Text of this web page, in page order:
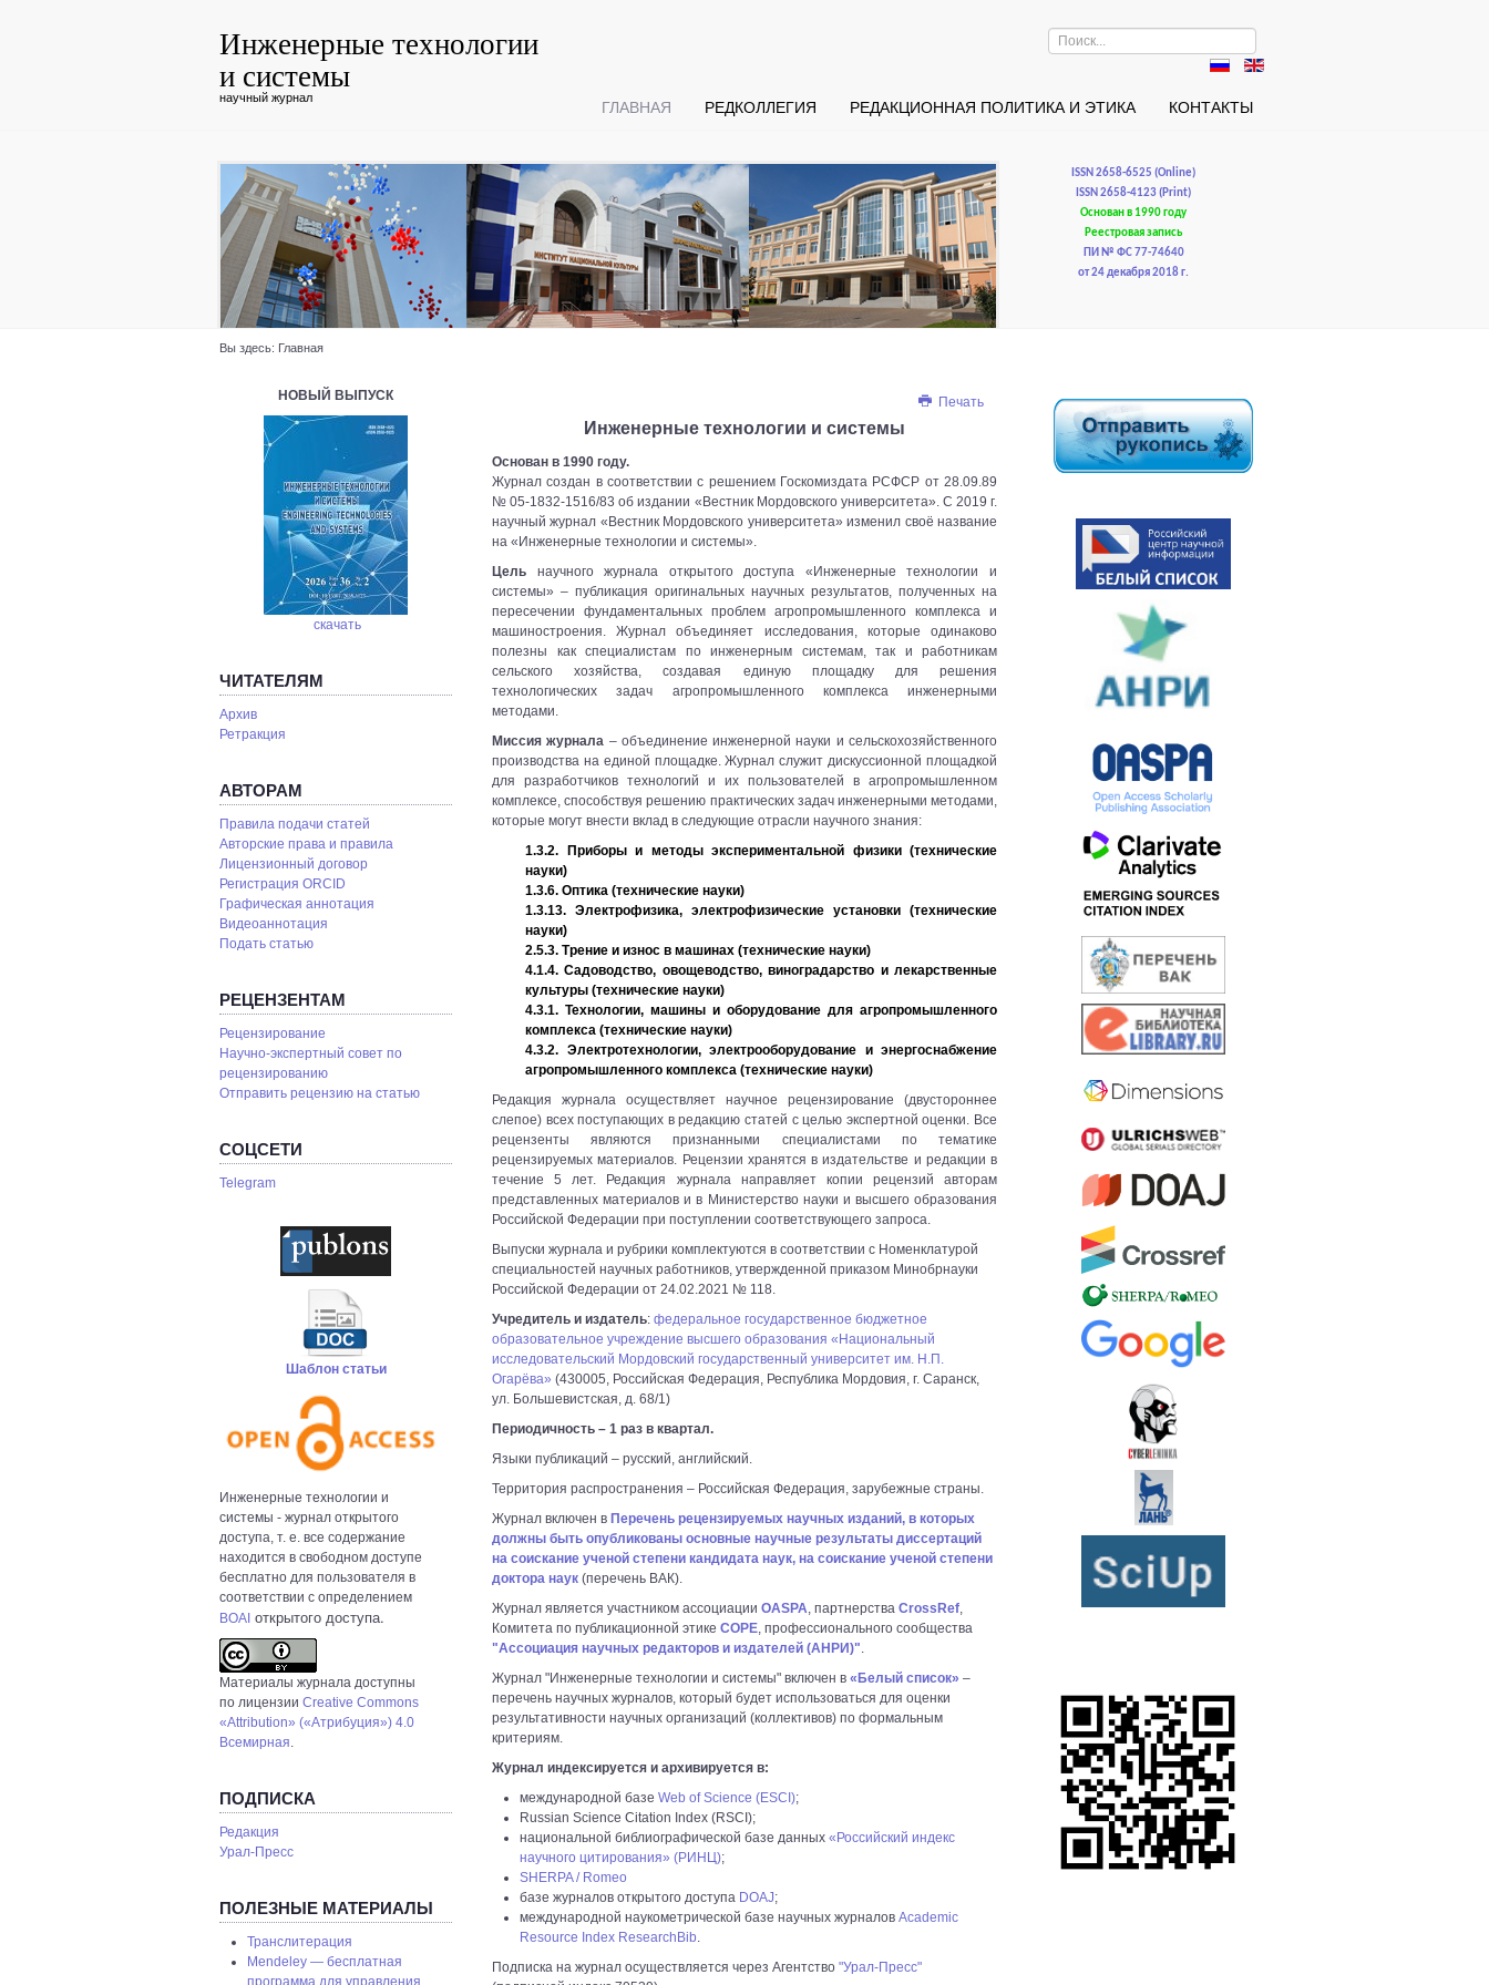
Инженерные технологии
и системы
научный журнал
Искать...
ГЛАВНАЯ РЕДКОЛЛЕГИЯ РЕДАКЦИОННАЯ ПОЛИТИКА И ЭТИКА КОНТАКТЫ
ISSN 2658-6525 (Online)
ISSN 2658-4123 (Print)
Основан в 1990 году
Реестровая запись
ПИ № ФС 77-74640
от 24 декабря 2018 г.
Вы здесь: Главная
НОВЫЙ ВЫПУСК
скачать
ЧИТАТЕЛЯМ
Архив
Ретракция
АВТОРАМ
Правила подачи статей
Авторские права и правила
Лицензионный договор
Регистрация ORCID
Графическая аннотация
Видеоаннотация
Подать статью
РЕЦЕНЗЕНТАМ
Рецензирование
Научно-экспертный совет по
рецензированию
Отправить рецензию на статью
СОЦСЕТИ
Telegram
Шаблон статьи
Инженерные технологии и
системы - журнал открытого
доступа, т. е. все содержание
находится в свободном доступе
бесплатно для пользователя в
соответствии с определением
BOAI открытого доступа.
Материалы журнала доступны
по лицензии Creative Commons
«Attribution» («Атрибуция») 4.0
Всемирная.
ПОДПИСКА
Редакция
Урал-Пресс
ПОЛЕЗНЫЕ МАТЕРИАЛЫ
Транслитерация
Mendeley — бесплатная
программа для управления
Печать
Инженерные технологии и системы
Основан в 1990 году.
Журнал создан в соответствии с решением Госкомиздата РСФСР от 28.09.89
№ 05-1832-1516/83 об издании «Вестник Мордовского университета». C 2019 г.
научный журнал «Вестник Мордовского университета» изменил своё название
на «Инженерные технологии и системы».
Цель научного журнала открытого доступа «Инженерные технологии и
системы» – публикация оригинальных научных результатов, полученных на
пересечении фундаментальных проблем агропромышленного комплекса и
машиностроения. Журнал объединяет исследования, которые одинаково
полезны как специалистам по инженерным системам, так и работникам
сельского хозяйства, создавая единую площадку для решения
технологических задач агропромышленного комплекса инженерными
методами.
Миссия журнала – объединение инженерной науки и сельскохозяйственного
производства на единой площадке. Журнал служит дискуссионной площадкой
для разработчиков технологий и их пользователей в агропромышленном
комплексе, способствуя решению практических задач инженерными методами,
которые могут внести вклад в следующие отрасли научного знания:
1.3.2. Приборы и методы экспериментальной физики (технические
науки)
1.3.6. Оптика (технические науки)
1.3.13. Электрофизика, электрофизические установки (технические
науки)
2.5.3. Трение и износ в машинах (технические науки)
4.1.4. Садоводство, овощеводство, виноградарство и лекарственные
культуры (технические науки)
4.3.1. Технологии, машины и оборудование для агропромышленного
комплекса (технические науки)
4.3.2. Электротехнологии, электрооборудование и энергоснабжение
агропромышленного комплекса (технические науки)
Редакция журнала осуществляет научное рецензирование (двустороннее
слепое) всех поступающих в редакцию статей с целью экспертной оценки. Все
рецензенты являются признанными специалистами по тематике
рецензируемых материалов. Рецензии хранятся в издательстве и редакции в
течение 5 лет. Редакция журнала направляет копии рецензий авторам
представленных материалов и в Министерство науки и высшего образования
Российской Федерации при поступлении соответствующего запроса.
Выпуски журнала и рубрики комплектуются в соответствии с Номенклатурой
специальностей научных работников, утвержденной приказом Минобрнауки
Российской Федерации от 24.02.2021 № 118.
Учредитель и издатель: федеральное государственное бюджетное
образовательное учреждение высшего образования «Национальный
исследовательский Мордовский государственный университет им. Н.П.
Огарёва» (430005, Российская Федерация, Республика Мордовия, г. Саранск,
ул. Большевистская, д. 68/1)
Периодичность – 1 раз в квартал.
Языки публикаций – русский, английский.
Территория распространения – Российская Федерация, зарубежные страны.
Журнал включен в Перечень рецензируемых научных изданий, в которых
должны быть опубликованы основные научные результаты диссертаций
на соискание ученой степени кандидата наук, на соискание ученой степени
доктора наук (перечень ВАК).
Журнал является участником ассоциации OASPA, партнерства CrossRef,
Комитета по публикационной этике COPE, профессионального сообщества
"Ассоциация научных редакторов и издателей (АНРИ)".
Журнал "Инженерные технологии и системы" включен в «Белый список» –
перечень научных журналов, который будет использоваться для оценки
результативности научных организаций (коллективов) по формальным
критериям.
Журнал индексируется и архивируется в:
международной базе Web of Science (ESCI);
Russian Science Citation Index (RSCI);
национальной библиографической базе данных «Российский индекс
научного цитирования» (РИНЦ);
SHERPA / Romeo
базе журналов открытого доступа DOAJ;
международной наукометрической базе научных журналов Academic
Resource Index ResearchBib.
Подписка на журнал осуществляется через Агентство "Урал-Пресс"